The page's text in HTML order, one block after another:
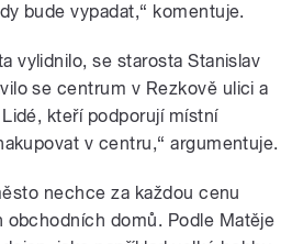
bude vypadat,“ komentuje.
vylidnilo, se starosta Stanislav
se centrum v Rezkově ulici a
kteří podporují místní
v centru,“ argumentuje.
nechce za každou cenu
obchodních domů. Podle Matěje